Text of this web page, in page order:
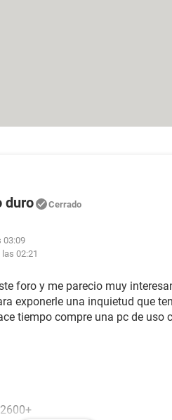
duro Cerrado
03:09
02:21
foro y me parecio muy
exponerle una inquietud que
tiempo compre una pc de uso